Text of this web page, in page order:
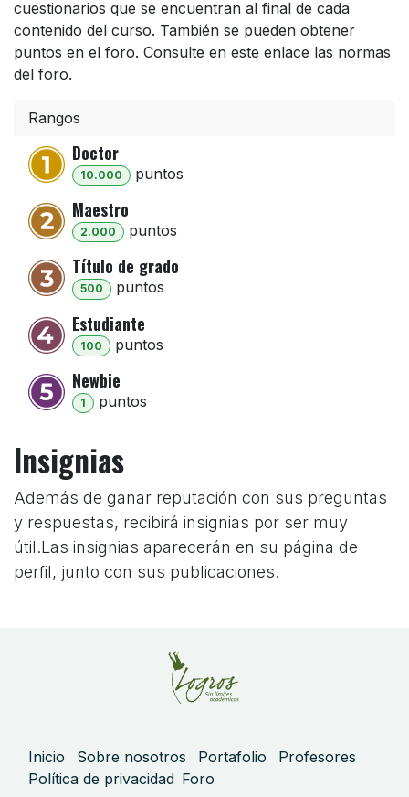
cuestionarios que se encuentran al final de cada
contenido del curso. También se pueden obtener
puntos en el foro. Consulte en este enlace las normas
del foro.
Rangos
Doctor
10.000 puntos
Maestro
2.000 puntos
Título de grado
500 puntos
Estudiante
100 puntos
Newbie
1 puntos
Insignias
Además de ganar reputación con sus preguntas
y respuestas, recibirá insignias por ser muy
útil.Las insignias aparecerán en su página de
perfil, junto con sus publicaciones.
Inicio Sobre nosotros Portafolio
Profesores
Política de privacidad Foro